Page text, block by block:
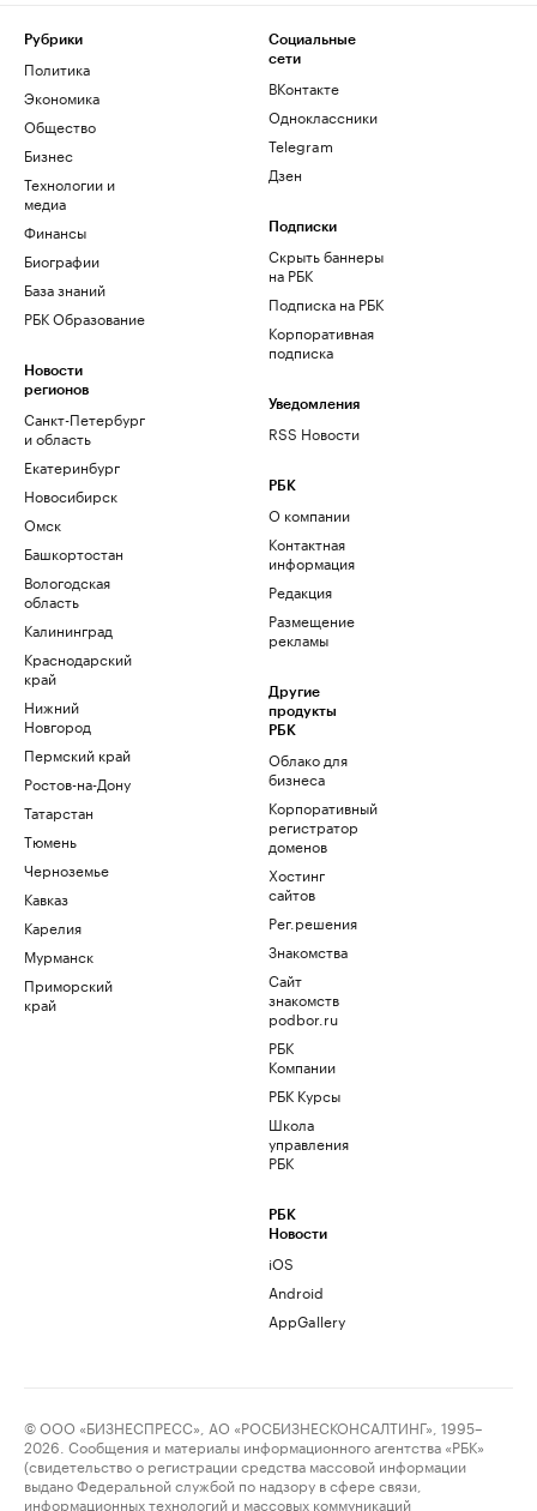
Рубрики
Политика
Экономика
Общество
Бизнес
Технологии и
медиа
Финансы
Биографии
База знаний
РБК Образование
Новости
регионов
Санкт-Петербург
и область
Екатеринбург
Новосибирск
Омск
Башкортостан
Вологодская
область
Калининград
Краснодарский
край
Нижний
Новгород
Пермский край
Ростов-на-Дону
Татарстан
Тюмень
Черноземье
Кавказ
Карелия
Мурманск
Приморский
край
Социальные
сети
ВКонтакте
Одноклассники
Telegram
Дзен
Подписки
Скрыть баннеры
на РБК
Подписка на РБК
Корпоративная
подписка
Уведомления
RSS Новости
РБК
О компании
Контактная
информация
Редакция
Размещение
рекламы
Другие
продукты
РБК
Облако для
бизнеса
Корпоративный
регистратор
доменов
Хостинг
сайтов
Рег.решения
Знакомства
Сайт
знакомств
podbor.ru
РБК
Компании
РБК Курсы
Школа
управления
РБК
РБК
Новости
iOS
Android
AppGallery
© ООО «БИЗНЕСПРЕСС», АО «РОСБИЗНЕСКОНСАЛТИНГ», 1995–
2026. Сообщения и материалы информационного агентства «РБК»
(свидетельство о регистрации средства массовой информации
выдано Федеральной службой по надзору в сфере связи,
информационных технологий и массовых коммуникаций